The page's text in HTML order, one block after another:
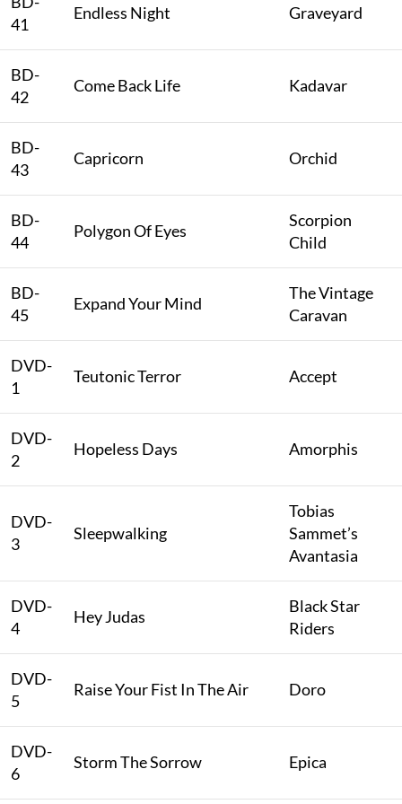
41
Endless Night Graveyard
BD-
42
Come Back Life Kadavar
BD-
43
Capricorn Orchid
BD-
44
Polygon Of Eyes
Scorpion
Child
BD-
45
Expand Your Mind
The Vintage
Caravan
DVD-
1
Teutonic Terror Accept
DVD-
2
Hopeless Days Amorphis
DVD-
3
Sleepwalking
Tobias
Sammet’s
Avantasia
DVD-
4
Hey Judas
Black Star
Riders
DVD-
5
Raise Your Fist In The Air Doro
DVD-
6
Storm The Sorrow Epica